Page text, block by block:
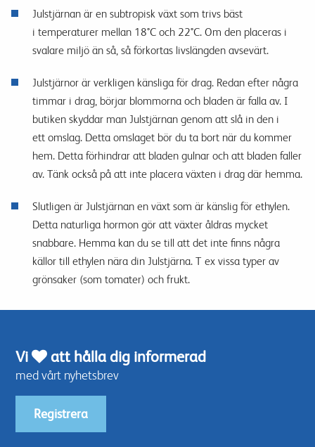
Julstjärnan är en subtropisk växt som trivs bäst
i temperaturer mellan 18°C och 22°C. Om den placeras i
svalare miljö än så, så förkortas livslängden avsevärt.
Julstjärnor är verkligen känsliga för drag. Redan efter några
timmar i drag, börjar blommorna och bladen är falla av. I
butiken skyddar man Julstjärnan genom att slå in den i
ett omslag. Detta omslaget bör du ta bort när du kommer
hem. Detta förhindrar att bladen gulnar och att bladen faller
av. Tänk också på att inte placera växten i drag där hemma.
Slutligen är Julstjärnan en växt som är känslig för ethylen.
Detta naturliga hormon gör att växter åldras mycket
snabbare. Hemma kan du se till att det inte finns några
källor till ethylen nära din Julstjärna. T ex vissa typer av
grönsaker (som tomater) och frukt.
Vi att hålla dig informerad
med vårt nyhetsbrev
Registrera